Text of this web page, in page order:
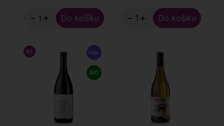
− + − +
92 FALSTAFF